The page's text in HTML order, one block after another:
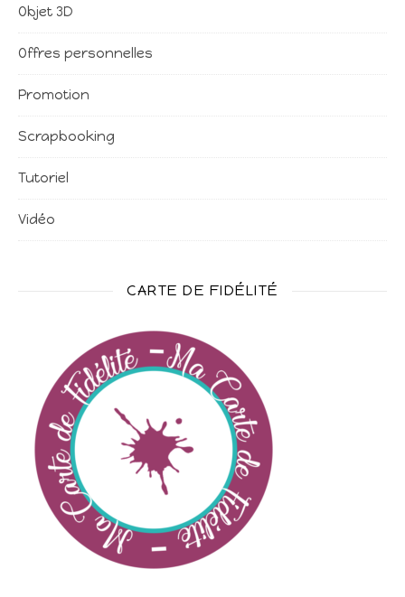
Objet 3D
Offres personnelles
Promotion
Scrapbooking
Tutoriel
Vidéo
CARTE DE FIDÉLITÉ